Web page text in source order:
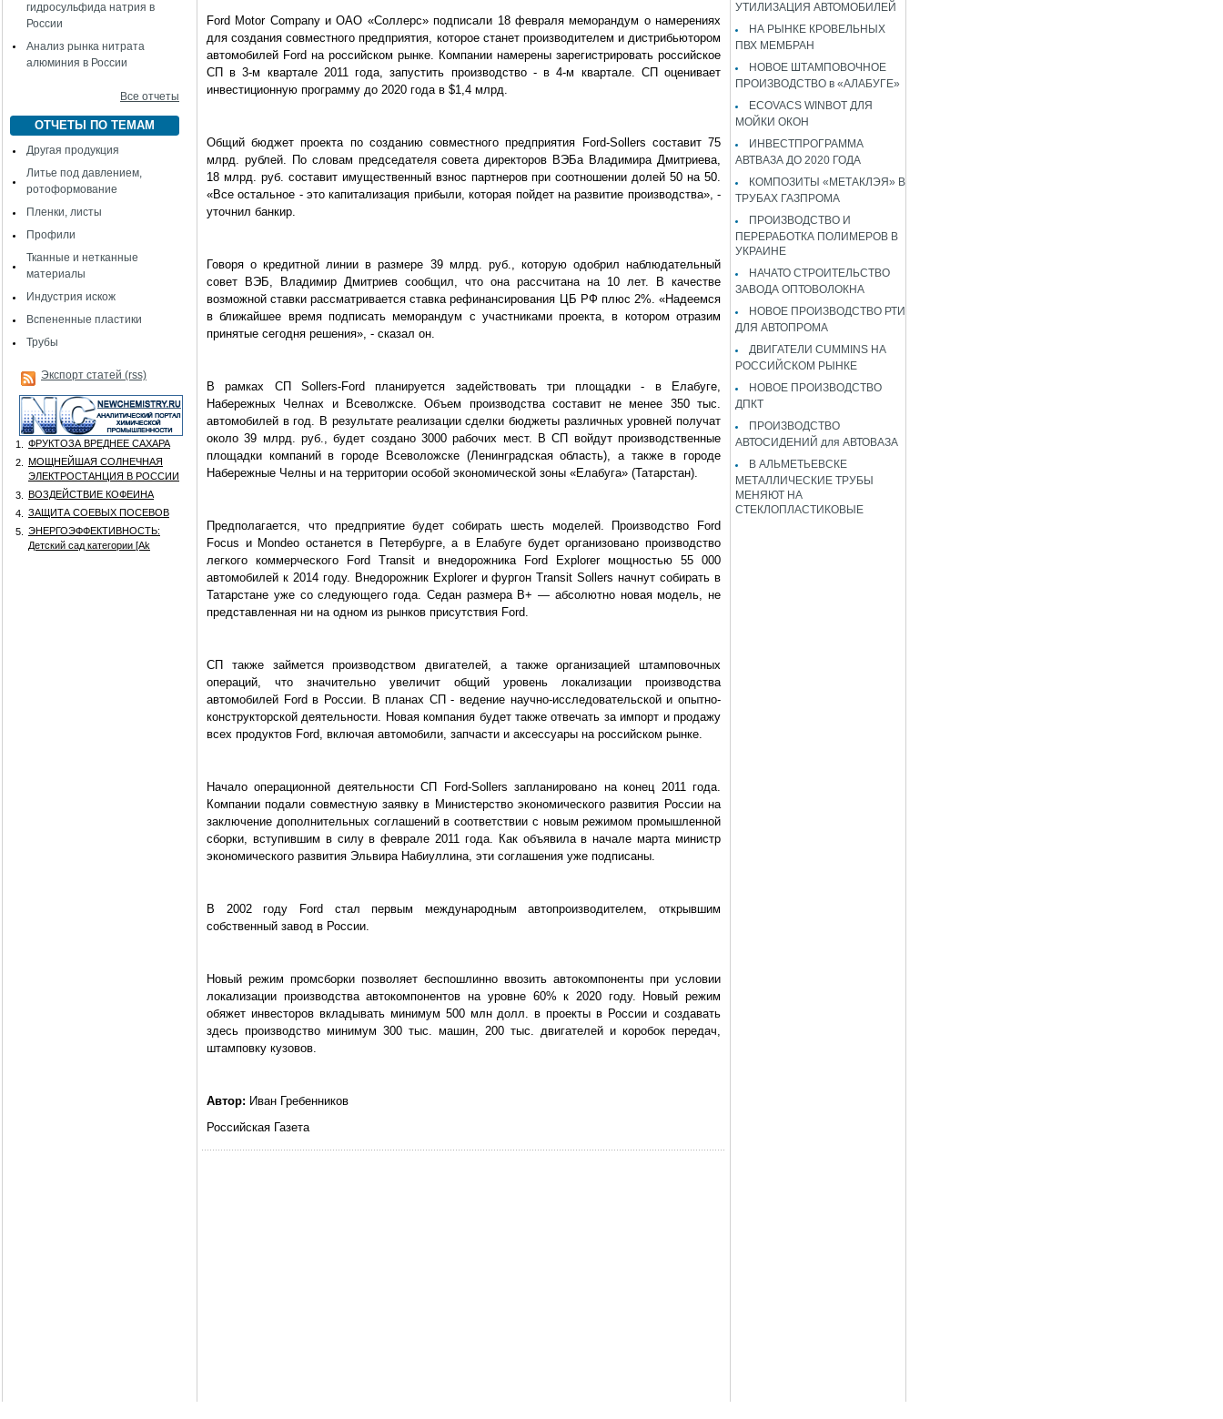
гидросульфида натрия в
России
Анализ рынка нитрата
алюминия в России
Все отчеты
ОТЧЕТЫ ПО ТЕМАМ
Другая продукция
Литье под давлением,
ротоформование
Пленки, листы
Профили
Тканные и нетканные
материалы
Индустрия искож
Вспененные пластики
Трубы
Экспорт статей (rss)
1.
ФРУКТОЗА ВРЕДНЕЕ САХАРА
2.
МОЩНЕЙШАЯ СОЛНЕЧНАЯ
ЭЛЕКТРОСТАНЦИЯ В РОССИИ
3.
ВОЗДЕЙСТВИЕ КОФЕИНА
4.
ЗАЩИТА СОЕВЫХ ПОСЕВОВ
5.
ЭНЕРГОЭФФЕКТИВНОСТЬ:
Детский сад категории [Аk
Ford Motor Company и ОАО «Соллерс» подписали 18 февраля меморандум о намерениях
для создания совместного предприятия, которое станет производителем и дистрибьютором
автомобилей Ford на российском рынке. Компании намерены зарегистрировать российское
СП в 3-м квартале 2011 года, запустить производство - в 4-м квартале. СП оценивает
инвестиционную программу до 2020 года в $1,4 млрд.
Общий бюджет проекта по созданию совместного предприятия Ford-Sollers составит 75
млрд. рублей. По словам председателя совета директоров ВЭБа Владимира Дмитриева,
18 млрд. руб. составит имущественный взнос партнеров при соотношении долей 50 на 50.
«Все остальное - это капитализация прибыли, которая пойдет на развитие производства», -
уточнил банкир.
Говоря о кредитной линии в размере 39 млрд. руб., которую одобрил наблюдательный
совет ВЭБ, Владимир Дмитриев сообщил, что она рассчитана на 10 лет. В качестве
возможной ставки рассматривается ставка рефинансирования ЦБ РФ плюс 2%. «Надеемся
в ближайшее время подписать меморандум с участниками проекта, в котором отразим
принятые сегодня решения», - сказал он.
В рамках СП Sollers-Ford планируется задействовать три площадки - в Елабуге,
Набережных Челнах и Всеволжске. Объем производства составит не менее 350 тыс.
автомобилей в год. В результате реализации сделки бюджеты различных уровней получат
около 39 млрд. руб., будет создано 3000 рабочих мест. В СП войдут производственные
площадки компаний в городе Всеволожске (Ленинградская область), а также в городе
Набережные Челны и на территории особой экономической зоны «Елабуга» (Татарстан).
Предполагается, что предприятие будет собирать шесть моделей. Производство Ford
Focus и Mondeo останется в Петербурге, а в Елабуге будет организовано производство
легкого коммерческого Ford Transit и внедорожника Ford Explorer мощностью 55 000
автомобилей к 2014 году. Внедорожник Explorer и фургон Transit Sollers начнут собирать в
Татарстане уже со следующего года. Седан размера В+ — абсолютно новая модель, не
представленная ни на одном из рынков присутствия Ford.
СП также займется производством двигателей, а также организацией штамповочных
операций, что значительно увеличит общий уровень локализации производства
автомобилей Ford в России. В планах СП - ведение научно-исследовательской и опытно-
конструкторской деятельности. Новая компания будет также отвечать за импорт и продажу
всех продуктов Ford, включая автомобили, запчасти и аксессуары на российском рынке.
Начало операционной деятельности СП Ford-Sollers запланировано на конец 2011 года.
Компании подали совместную заявку в Министерство экономического развития России на
заключение дополнительных соглашений в соответствии с новым режимом промышленной
сборки, вступившим в силу в феврале 2011 года. Как объявила в начале марта министр
экономического развития Эльвира Набиуллина, эти соглашения уже подписаны.
В 2002 году Ford стал первым международным автопроизводителем, открывшим
собственный завод в России.
Новый режим промсборки позволяет беспошлинно ввозить автокомпоненты при условии
локализации производства автокомпонентов на уровне 60% к 2020 году. Новый режим
обяжет инвесторов вкладывать минимум 500 млн долл. в проекты в России и создавать
здесь производство минимум 300 тыс. машин, 200 тыс. двигателей и коробок передач,
штамповку кузовов.
Автор: Иван Гребенников
Российская Газета
УТИЛИЗАЦИЯ АВТОМОБИЛЕЙ
НА РЫНКЕ КРОВЕЛЬНЫХ
ПВХ МЕМБРАН
НОВОЕ ШТАМПОВОЧНОЕ
ПРОИЗВОДСТВО в «АЛАБУГЕ»
ECOVACS WINBOT ДЛЯ
МОЙКИ ОКОН
ИНВЕСТПРОГРАММА
АВТВАЗА ДО 2020 ГОДА
КОМПОЗИТЫ «МЕТАКЛЭЯ» В
ТРУБАХ ГАЗПРОМА
ПРОИЗВОДСТВО И
ПЕРЕРАБОТКА ПОЛИМЕРОВ В
УКРАИНЕ
НАЧАТО СТРОИТЕЛЬСТВО
ЗАВОДА ОПТОВОЛОКНА
НОВОЕ ПРОИЗВОДСТВО РТИ
ДЛЯ АВТОПРОМА
ДВИГАТЕЛИ CUMMINS НА
РОССИЙСКОМ РЫНКЕ
НОВОЕ ПРОИЗВОДСТВО
ДПКТ
ПРОИЗВОДСТВО
АВТОСИДЕНИЙ для АВТОВАЗА
В АЛЬМЕТЬЕВСКЕ
МЕТАЛЛИЧЕСКИЕ ТРУБЫ
МЕНЯЮТ НА
СТЕКЛОПЛАСТИКОВЫЕ